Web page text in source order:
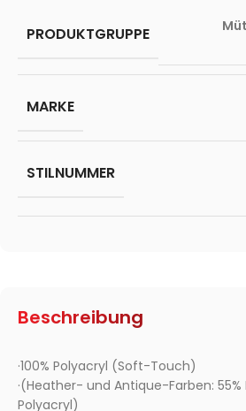
Beschreibung
·100% Polyacryl (Soft-Touch)
·(Heather- und Antique-Farben: 55%
Polyacryl)
PRODUKTGRUPPE
MARKE
STILNUMMER